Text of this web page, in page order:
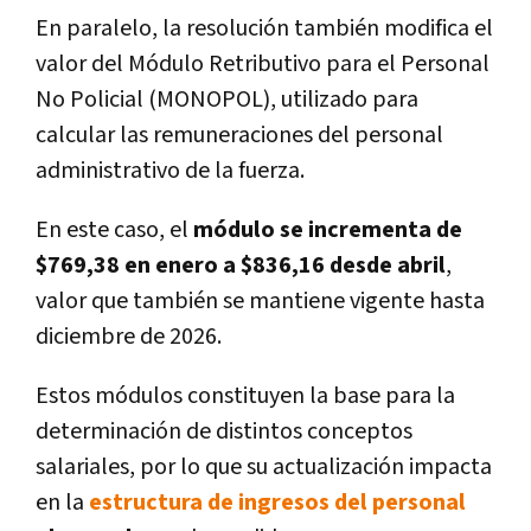
En paralelo, la resolución también modifica el
valor del Módulo Retributivo para el Personal
No Policial (MONOPOL), utilizado para
calcular las remuneraciones del personal
administrativo de la fuerza.
En este caso, el módulo se incrementa de
$769,38 en enero a $836,16 desde abril,
valor que también se mantiene vigente hasta
diciembre de 2026.
Estos módulos constituyen la base para la
determinación de distintos conceptos
salariales, por lo que su actualización impacta
en la estructura de ingresos del personal